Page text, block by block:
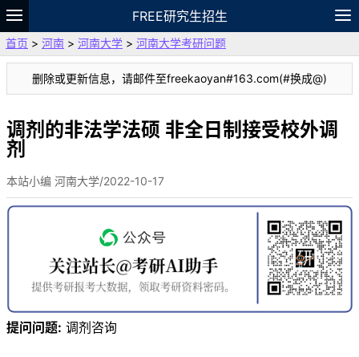
FREE研究生招生
题库
故事 专题 APP 笔记
VIP
资料
首页 > 河南 > 河南大学 > 河南大学考研问题
删除或更新信息，请邮件至freekaoyan#163.com(#换成@)
调剂的非法学法硕 非全日制接受校外调
剂
本站小编 河南大学/2022-10-17
提问问题: 调剂咨询